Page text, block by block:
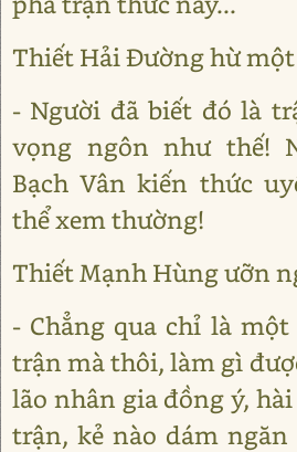
Thiết Hải Đường hừ
- Người đã biết đó là
vọng ngôn như thế!
Bạch Vân kiến thức
thể xem thường!
Thiết Mạnh Hùng ưỡn
- Chẳng qua chỉ là
trận mà thôi, làm gì
lão nhân gia đồng ý,
trận, kẻ nào dám ngăn